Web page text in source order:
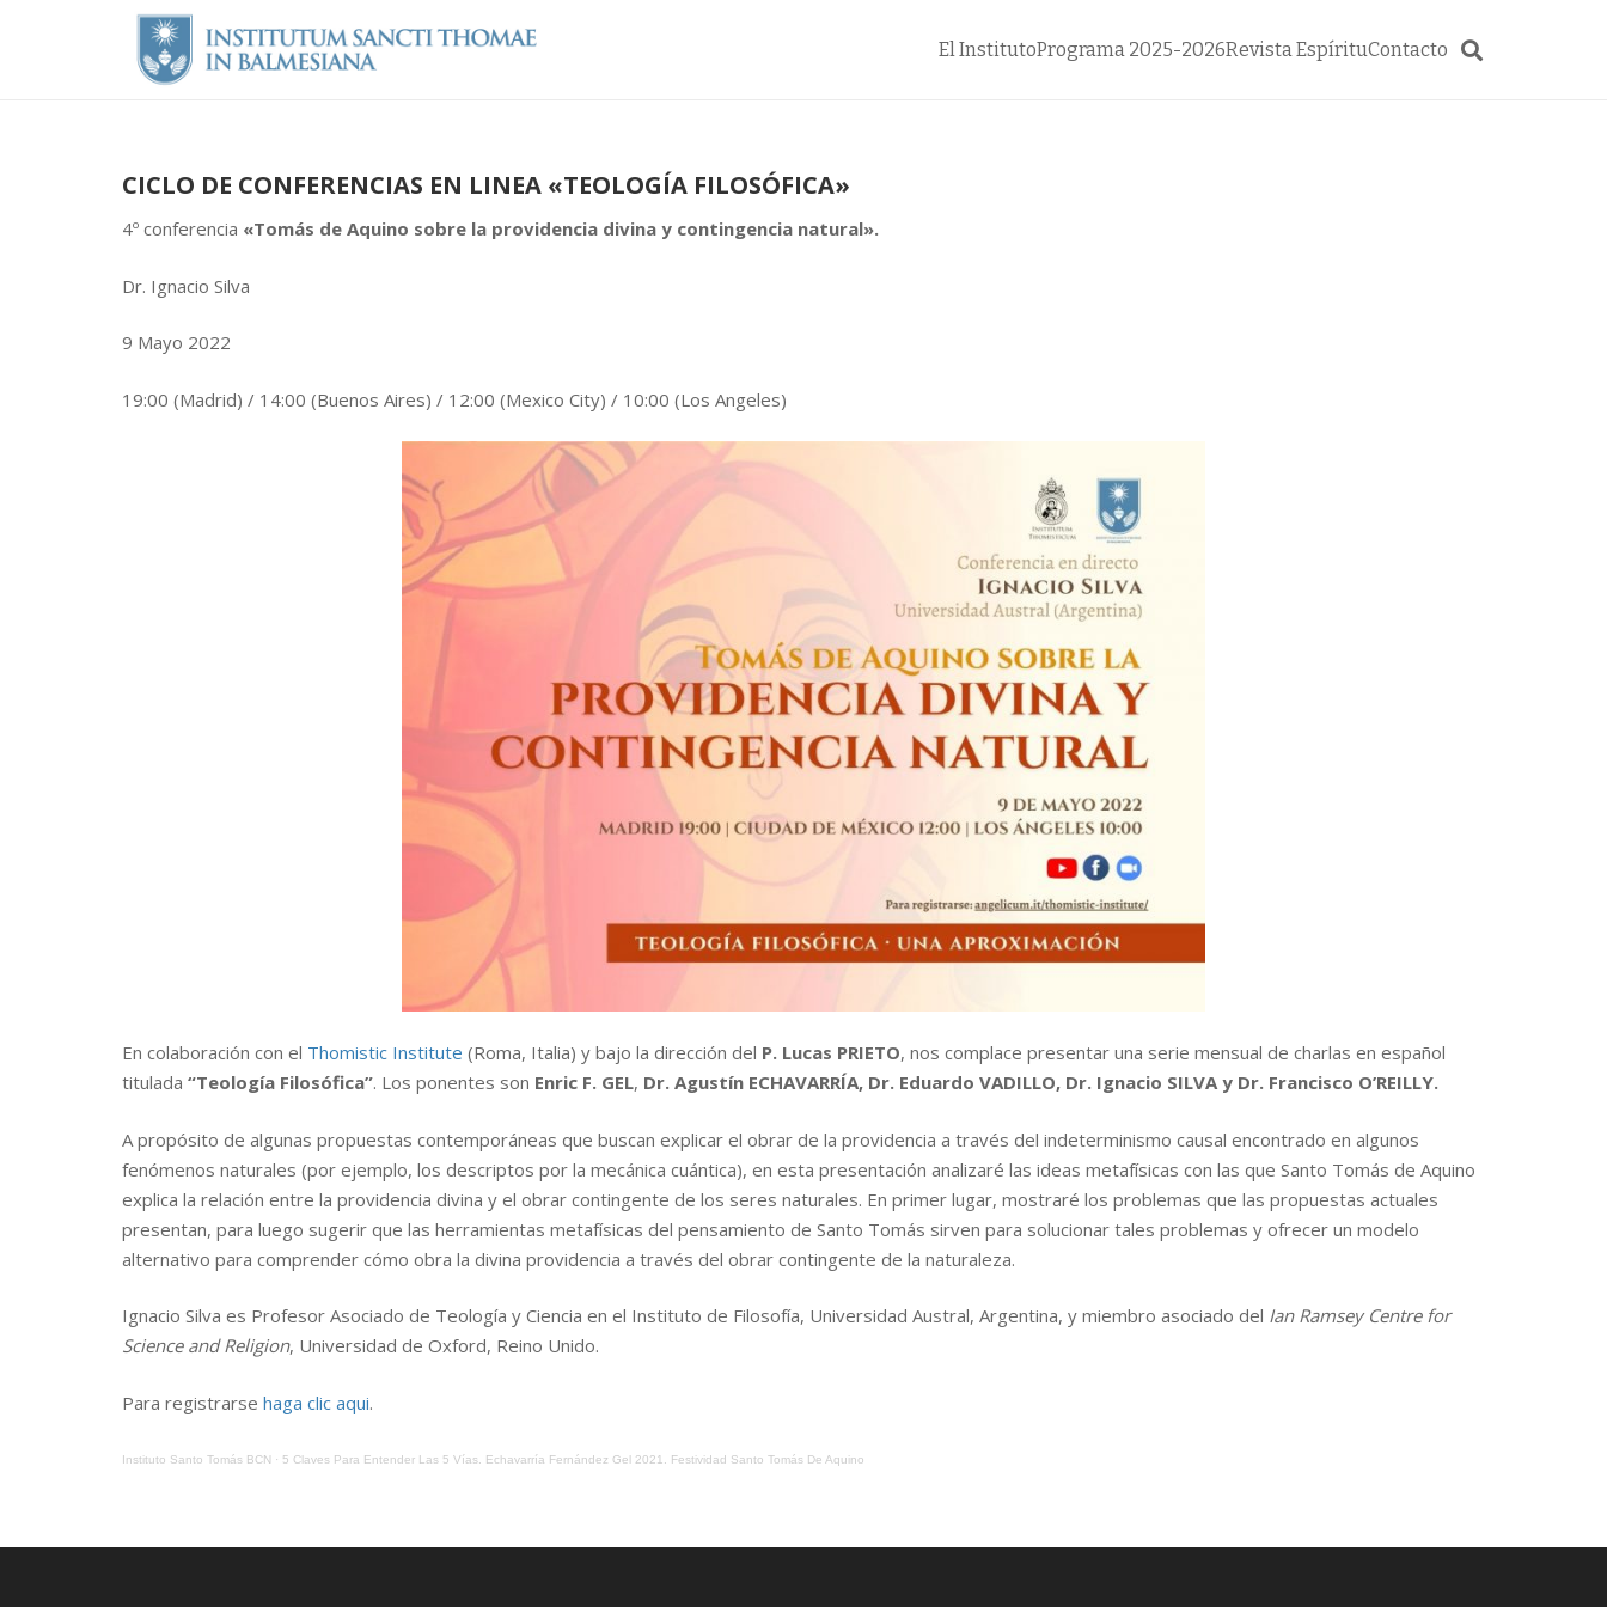
El InstitutoPrograma 2025-2026Revista EspírituContacto
CICLO DE CONFERENCIAS EN LINEA «TEOLOGÍA FILOSÓFICA»
4º conferencia «Tomás de Aquino sobre la providencia divina y contingencia natural».
Dr. Ignacio Silva
9 Mayo 2022
19:00 (Madrid) / 14:00 (Buenos Aires) / 12:00 (Mexico City) / 10:00 (Los Angeles)
En colaboración con el Thomistic Institute (Roma, Italia) y bajo la dirección del P. Lucas PRIETO, nos complace presentar una serie mensual de charlas en español
titulada “Teología Filosófica”. Los ponentes son Enric F. GEL, Dr. Agustín ECHAVARRÍA, Dr. Eduardo VADILLO, Dr. Ignacio SILVA y Dr. Francisco O’REILLY.
A propósito de algunas propuestas contemporáneas que buscan explicar el obrar de la providencia a través del indeterminismo causal encontrado en algunos
fenómenos naturales (por ejemplo, los descriptos por la mecánica cuántica), en esta presentación analizaré las ideas metafísicas con las que Santo Tomás de Aquino
explica la relación entre la providencia divina y el obrar contingente de los seres naturales. En primer lugar, mostraré los problemas que las propuestas actuales
presentan, para luego sugerir que las herramientas metafísicas del pensamiento de Santo Tomás sirven para solucionar tales problemas y ofrecer un modelo
alternativo para comprender cómo obra la divina providencia a través del obrar contingente de la naturaleza.
Ignacio Silva es Profesor Asociado de Teología y Ciencia en el Instituto de Filosofía, Universidad Austral, Argentina, y miembro asociado del Ian Ramsey Centre for
Science and Religion, Universidad de Oxford, Reino Unido.
Para registrarse haga clic aqui.
Instituto Santo Tomás BCN · 5 Claves Para Entender Las 5 Vías. Echavarría Fernández Gel 2021. Festividad Santo Tomás De Aquino